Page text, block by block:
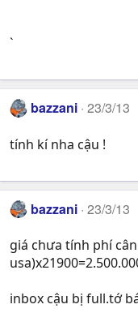
`
bazzani 23/3/13
tính kí nha cậu !
bazzani 23/3/13
giá chưa tính phí
inbox cậu bị full.tớ